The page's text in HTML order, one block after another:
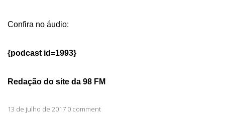
Confira no áudio:
{podcast id=1993}
Redação do site da 98 FM
13 de julho de 2017 0 comment